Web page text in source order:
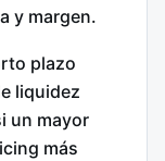
y margen.
plazo
liquidez
un mayor
más